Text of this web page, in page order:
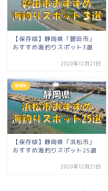
【保存版】静岡県「磐田市」
おすすめ海釣りスポット3選
2020年12月21日
静岡県
【保存版】静岡県「浜松市」
おすすめ海釣りスポット25選
2020年12月21日